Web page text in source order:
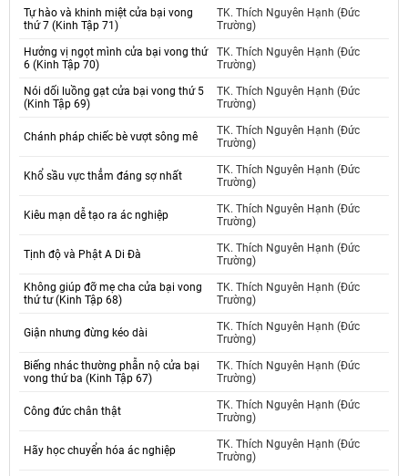
Tự hào và khinh miệt cửa bại vong
thứ 7 (Kinh Tập 71)
TK. Thích Nguyên Hạnh (Đức
Trường)
Hưởng vị ngọt mình cửa bại vong thứ
6 (Kinh Tập 70)
TK. Thích Nguyên Hạnh (Đức
Trường)
Nói dối luồng gạt cửa bại vong thứ 5
(Kinh Tập 69)
TK. Thích Nguyên Hạnh (Đức
Trường)
Chánh pháp chiếc bè vượt sông mê
TK. Thích Nguyên Hạnh (Đức
Trường)
Khổ sầu vực thẳm đáng sợ nhất
TK. Thích Nguyên Hạnh (Đức
Trường)
Kiêu mạn dễ tạo ra ác nghiệp
TK. Thích Nguyên Hạnh (Đức
Trường)
Tịnh độ và Phật A Di Đà
TK. Thích Nguyên Hạnh (Đức
Trường)
Không giúp đỡ mẹ cha cửa bại vong
thứ tư (Kinh Tập 68)
TK. Thích Nguyên Hạnh (Đức
Trường)
Giận nhưng đừng kéo dài
TK. Thích Nguyên Hạnh (Đức
Trường)
Biếng nhác thường phẫn nộ cửa bại
vong thứ ba (Kinh Tập 67)
TK. Thích Nguyên Hạnh (Đức
Trường)
Công đức chân thật
TK. Thích Nguyên Hạnh (Đức
Trường)
Hãy học chuyển hóa ác nghiệp
TK. Thích Nguyên Hạnh (Đức
Trường)